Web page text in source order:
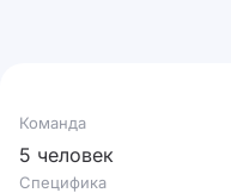
Команда
5 человек
Специфика